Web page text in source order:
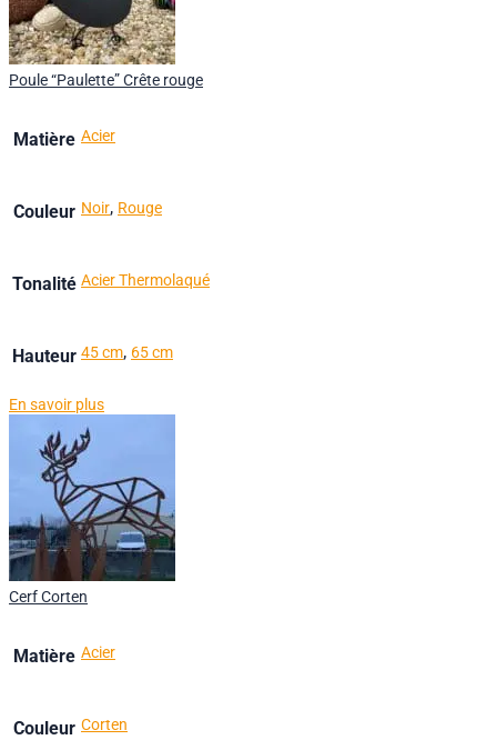
Poule “Paulette” Crête rouge
Matière Acier
Couleur Noir, Rouge
Tonalité Acier Thermolaqué
Hauteur 45 cm, 65 cm
En savoir plus
Cerf Corten
Matière Acier
Couleur Corten